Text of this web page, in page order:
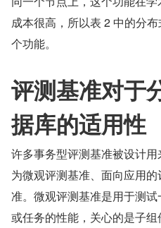
成本很高，所以表 2 中的分
个功能。
评测基准对于
据库的适用性
许多事务型评测基准被设计
为微观评测基准、面向应用
准。微观评测基准是用于测
或任务的性能，关心的是子